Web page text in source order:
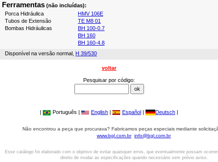
Ferramentas (não incluídas):
Porca Hidráulica
HMV 106E
Tubos de Extensão
TE M8 01
Bombas Hidráulicas
BH 100-0.7
BH 160
BH 160-4.8
Disponível na versão normal, H 39/530
voltar
Pesquisar por código:
| Português | English | Español | Deutsch |
Não encontrou a peça que procurava? Fabricamos peças especiais mediante
www.bgl.com.br info@bgl.com.br
Esse catálogo foi elaborado com o objetivo de evitar quaisquer erros, que eventualmente possam
direito de mudar as especificações quando necessário sem prévio aviso.